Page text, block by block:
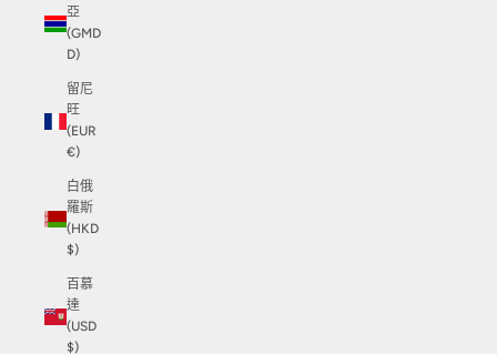
亞
(GMD
D)
留尼
旺
(EUR
€)
白俄
羅斯
(HKD
$)
百慕
達
(USD
$)